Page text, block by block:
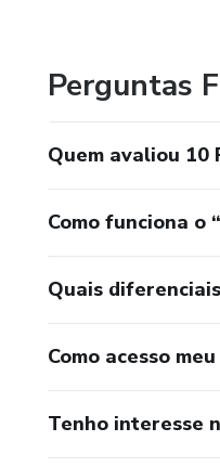
Perguntas
Quem avaliou 10
Como funciona o
Quais
Como acesso
Tenho interesse